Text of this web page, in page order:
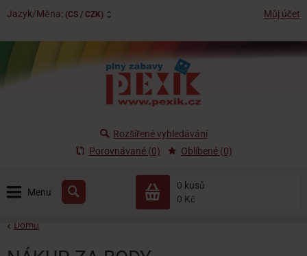
Jazyk/Měna: (CS / CZK) Můj účet
Menu
0 kusů
0 Kč
Rozšířené vyhledávání
Porovnávané (0)
Oblíbené (0)
Domů